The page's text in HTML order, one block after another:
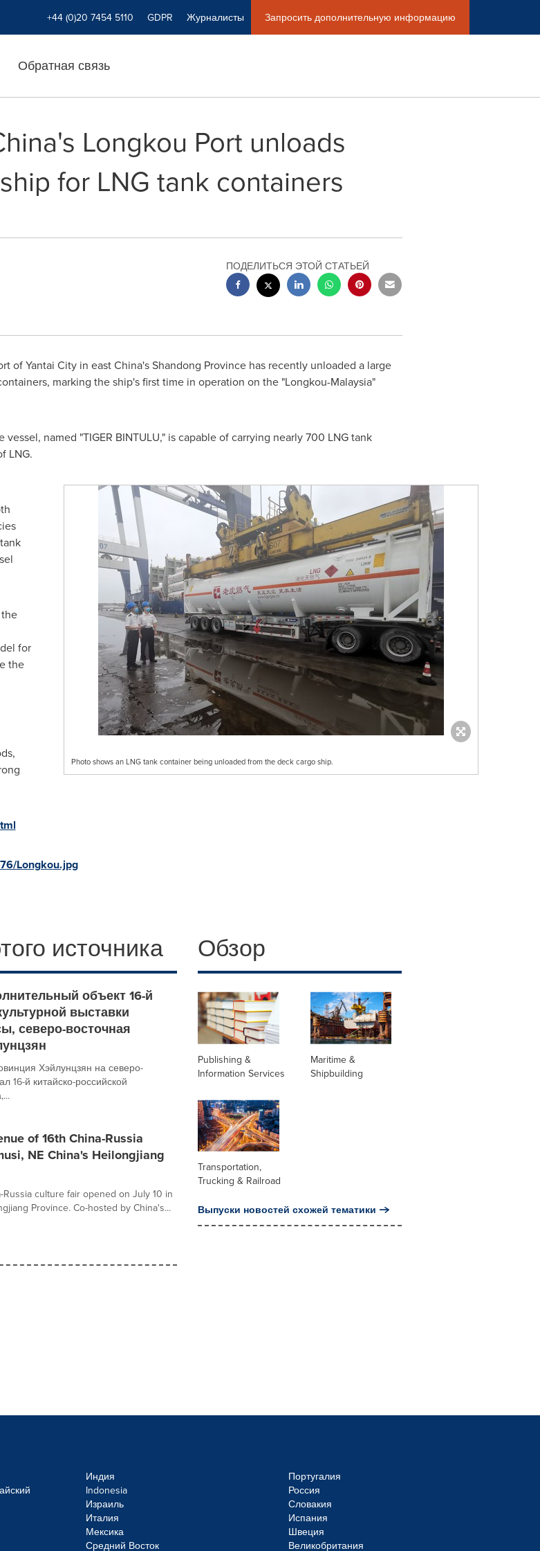
+44 (0)20 7454 5110 GDPR Журналисты Запросить дополнительную информацию
Обратная связь
Longkou Port unloads
for LNG tank containers
ПОДЕЛИТЬСЯ ЭТОЙ СТАТЬЕЙ
of Yantai City in eastChina's Shandong Provincehas recently unloaded a large
marking the ship's first time in operation on the "Longkou-Malaysia"
named "TIGER BINTULU," is capable of carrying nearly 700 LNG tank
LNG.
Photo shows an LNG tank container being unloaded from the deck cargo ship.
for
the
Longkou.jpg
источника
объект 16-й
выставки
северо-восточная
Хэйлунцзян на северо-
16-й китайско-российской
of 16th China-Russia
NE China's Heilongjiang
culture fair opened on July 10 in
Province. Co-hosted by China's...
Обзор
Publishing &
Information Services
Maritime &
Shipbuilding
Transportation,
Trucking & Railroad
Выпуски новостей схожей тематики
Индия
Indonesia
Израиль
Италия
Мексика
Средний Восток
Португалия
Россия
Словакия
Испания
Швеция
Великобритания